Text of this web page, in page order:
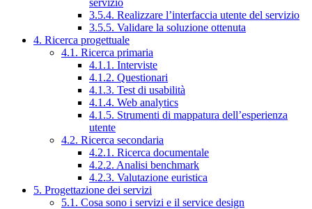
3.5.4. Realizzare l’interfaccia utente del servizio
3.5.5. Validare la soluzione ottenuta
4. Ricerca progettuale
4.1. Ricerca primaria
4.1.1. Interviste
4.1.2. Questionari
4.1.3. Test di usabilità
4.1.4. Web analytics
4.1.5. Strumenti di mappatura dell’esperienza
utente
4.2. Ricerca secondaria
4.2.1. Ricerca documentale
4.2.2. Analisi benchmark
4.2.3. Valutazione euristica
5. Progettazione dei servizi
5.1. Cosa sono i servizi e il service design